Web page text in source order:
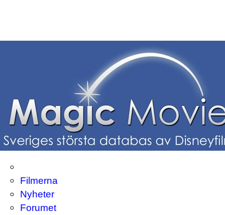
Filmerna
Nyheter
Forumet